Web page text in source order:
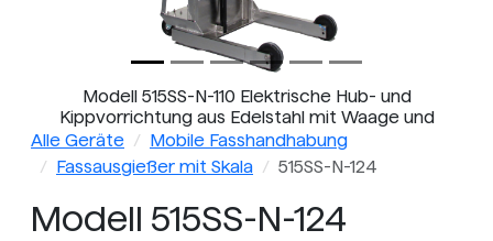
Modell 515SS-N-110 Elektrische Hub- und
Kippvorrichtung aus Edelstahl mit Waage und
Vertikal-Hubgeräten für Fässer
Alle Geräte
Mobile Fasshandhabung
Fassausgießer mit Skala
515SS-N-124
Modell 515SS-N-124